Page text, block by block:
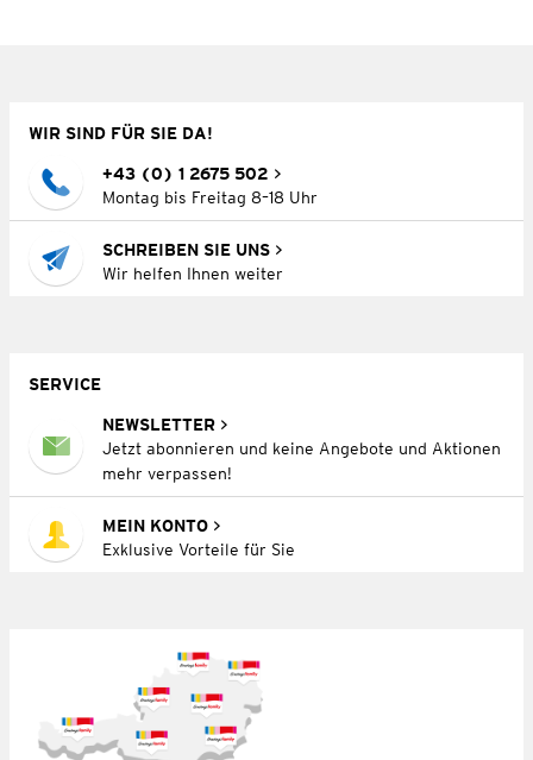
WIR SIND FÜR SIE DA!
+43 (0) 1 2675 502
Montag bis Freitag 8–18 Uhr
SCHREIBEN SIE UNS
Wir helfen Ihnen weiter
SERVICE
NEWSLETTER
Jetzt abonnieren und keine Angebote und Aktionen
mehr verpassen!
MEIN KONTO
Exklusive Vorteile für Sie